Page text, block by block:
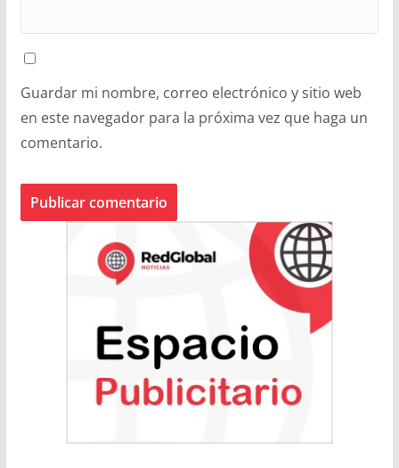
Guardar mi nombre, correo electrónico y sitio web
en este navegador para la próxima vez que haga un
comentario.